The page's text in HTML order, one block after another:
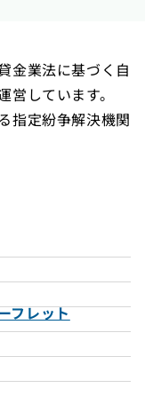
金業法に基づく自
しています。
指定紛争解決機関
フレット